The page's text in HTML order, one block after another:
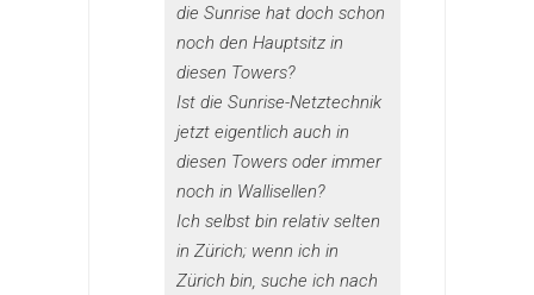
die Sunrise hat doch schon
noch den Hauptsitz in
diesen Towers?
Ist die Sunrise-Netztechnik
jetzt eigentlich auch in
diesen Towers oder immer
noch in Wallisellen?
Ich selbst bin relativ selten
in Zürich; wenn ich in
Zürich bin, suche ich nach